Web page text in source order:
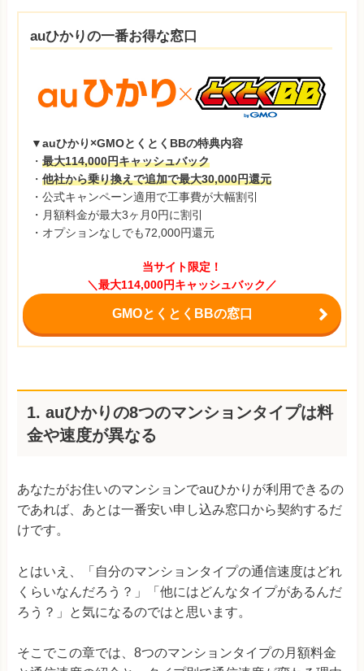
auひかりの一番お得な窓口
▼auひかり×GMOとくとくBBの特典内容
・ 最大114,000円キャッシュバック
・ 他社から乗り換えで追加で最大30,000円還元
・公式キャンペーン適用で工事費が大幅割引
・月額料金が最大3ヶ月0円に割引
・オプションなしでも72,000円還元
当サイト限定！
＼最大114,000円キャッシュバック／
GMOとくとくBBの窓口
1. auひかりの8つのマンションタイプは料
金や速度が異なる
あなたがお住いのマンションでauひかりが利用できるの
であれば、あとは一番安い申し込み窓口から契約するだ
けです。
とはいえ、「自分のマンションタイプの通信速度はどれ
くらいなんだろう？」「他にはどんなタイプがあるんだ
ろう？」と気になるのではと思います。
そこでこの章では、8つのマンションタイプの月額料金